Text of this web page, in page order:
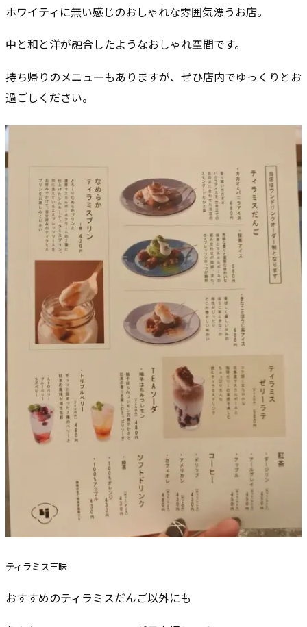
ホワイティに無い感じのおしゃれな雰囲気漂うお店。
中と和と洋が融合したようなおしゃれ空間です。
持ち帰りのメニューもありますが、ぜひ店内でゆっくりとお
過ごしください。
ティラミス三昧
おすすめのティラミスだんご以外にも